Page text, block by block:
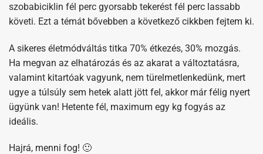
szobabiciklin fél perc gyorsabb tekerést fél perc lassabb
követi. Ezt a témát bővebben a következő cikkben fejtem ki.
A sikeres életmódváltás titka 70% étkezés, 30% mozgás.
Ha megvan az elhatározás és az akarat a változtatásra,
valamint kitartóak vagyunk, nem türelmetlenkedünk, mert
ugye a túlsúly sem hetek alatt jött fel, akkor már félig nyert
ügyünk van! Hetente fél, maximum egy kg fogyás az
ideális.
Hajrá, menni fog! 🙂